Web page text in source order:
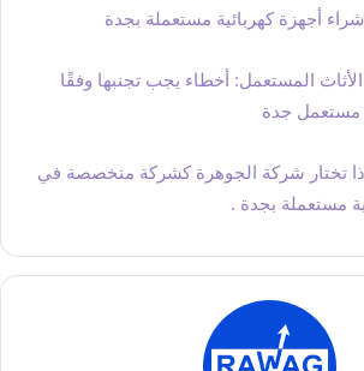
أجهزة كهربائية مستعملة بجدة
الأثاث المستعمل: أخطاء يجب تجنبها وفقًا
مستعمل جدة
تختار شركة الجوهرة كشركة متخصصة في
مستعملة بجدة .